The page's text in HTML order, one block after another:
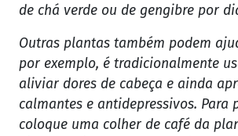
de chá verde ou de gengibre por
Outras plantas também podem
por exemplo, é tradicionalmente
aliviar dores de cabeça e ainda
calmantes e antidepressivos. Para
coloque uma colher de café da